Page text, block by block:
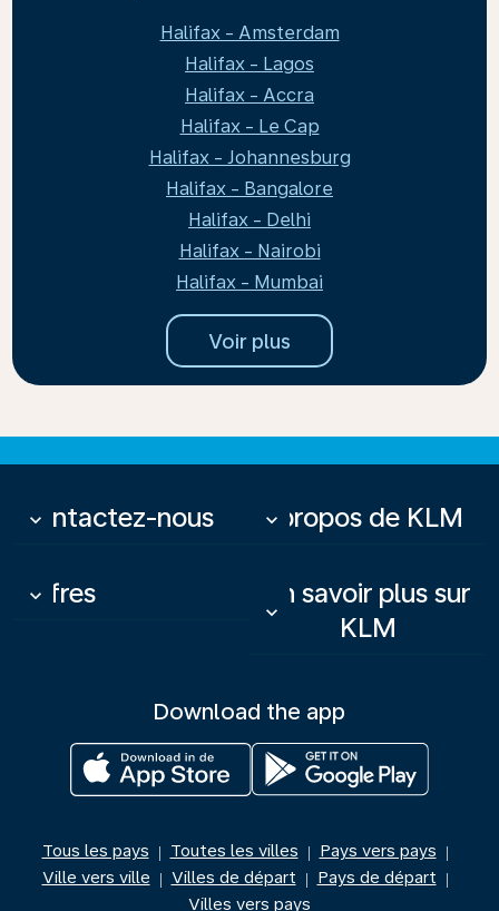
Halifax - Amsterdam
Halifax - Lagos
Halifax - Accra
Halifax - Le Cap
Halifax - Johannesburg
Halifax - Bangalore
Halifax - Delhi
Halifax - Nairobi
Halifax - Mumbai
Voir plus
Contactez-nous
keyboard_arrow_down À propos de KLM
keyboard_arrow_down
Offres
keyboard_arrow_down
En savoir plus sur
KLM
keyboard_arrow_down
Download the app
Tous les pays | Toutes les villes | Pays vers pays |
Ville vers ville | Villes de départ | Pays de départ |
Villes vers pays